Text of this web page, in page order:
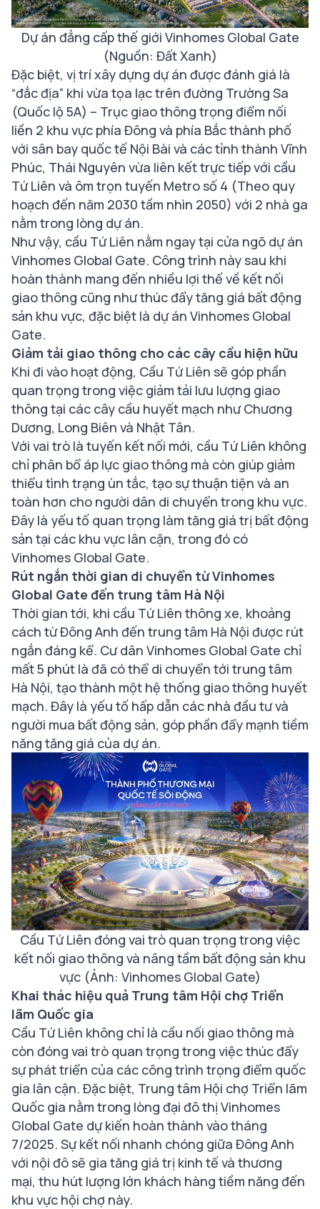
Dự án đẳng cấp thế giới Vinhomes Global Gate
(Nguồn: Đất Xanh)
Đặc biệt, vị trí xây dựng dự án được đánh giá là
“đắc địa” khi vừa tọa lạc trên đường Trường Sa
(Quốc lộ 5A) – Trục giao thông trọng điểm nối
liền 2 khu vực phía Đông và phía Bắc thành phố
với sân bay quốc tế Nội Bài và các tỉnh thành Vĩnh
Phúc, Thái Nguyên vừa liên kết trực tiếp với cầu
Tứ Liên và ôm trọn tuyến Metro số 4 (Theo quy
hoạch đến năm 2030 tầm nhìn 2050) với 2 nhà ga
nằm trong lòng dự án.
Như vậy, cầu Tứ Liên nằm ngay tại cửa ngõ dự án
Vinhomes Global Gate. Công trình này sau khi
hoàn thành mang đến nhiều lợi thế về kết nối
giao thông cũng như thúc đẩy tăng giá bất động
sản khu vực, đặc biệt là dự án Vinhomes Global
Gate.
Giảm tải giao thông cho các cây cầu hiện hữu
Khi đi vào hoạt động, Cầu Tứ Liên sẽ góp phần
quan trọng trong việc giảm tải lưu lượng giao
thông tại các cây cầu huyết mạch như Chương
Dương, Long Biên và Nhật Tân.
Với vai trò là tuyến kết nối mới, cầu Tứ Liên không
chỉ phân bổ áp lực giao thông mà còn giúp giảm
thiểu tình trạng ùn tắc, tạo sự thuận tiện và an
toàn hơn cho người dân di chuyển trong khu vực.
Đây là yếu tố quan trọng làm tăng giá trị bất động
sản tại các khu vực lân cận, trong đó có
Vinhomes Global Gate.
Rút ngắn thời gian di chuyển từ Vinhomes
Global Gate đến trung tâm Hà Nội
Thời gian tới, khi cầu Tứ Liên thông xe, khoảng
cách từ Đông Anh đến trung tâm Hà Nội được rút
ngắn đáng kể. Cư dân Vinhomes Global Gate chỉ
mất 5 phút là đã có thể di chuyển tới trung tâm
Hà Nội, tạo thành một hệ thống giao thông huyết
mạch. Đây là yếu tố hấp dẫn các nhà đầu tư và
người mua bất động sản, góp phần đẩy mạnh tiềm
năng tăng giá của dự án.
Cầu Tứ Liên đóng vai trò quan trọng trong việc
kết nối giao thông và nâng tầm bất động sản khu
vực (Ảnh: Vinhomes Global Gate)
Khai thác hiệu quả Trung tâm Hội chợ Triển
lãm Quốc gia
Cầu Tứ Liên không chỉ là cầu nối giao thông mà
còn đóng vai trò quan trọng trong việc thúc đẩy
sự phát triển của các công trình trọng điểm quốc
gia lân cận. Đặc biệt, Trung tâm Hội chợ Triển lãm
Quốc gia nằm trong lòng đại đô thị Vinhomes
Global Gate dự kiến hoàn thành vào tháng
7/2025. Sự kết nối nhanh chóng giữa Đông Anh
với nội đô sẽ gia tăng giá trị kinh tế và thương
mại, thu hút lượng lớn khách hàng tiềm năng đến
khu vực hội chợ này.